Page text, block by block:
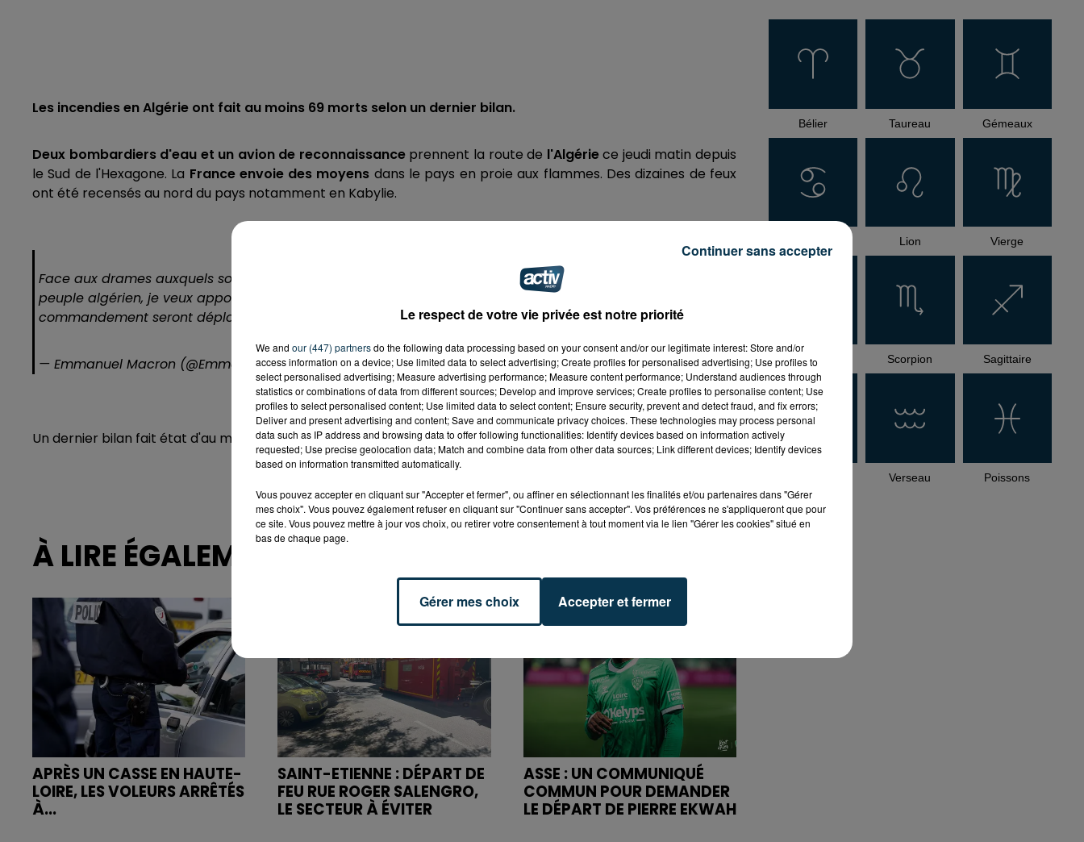
Les incendies en Algérie ont fait au moins 69 morts selon un dernier bilan.
Deux bombardiers d'eau et un avion de reconnaissanceprennent la route de l'Algériece jeudi matin depuis
le Sud de l'Hexagone. La France envoie des moyens dans le pays en proie aux flammes. Des dizaines de feux
ont été recensés au nord du pays notamment en Kabylie.
Face aux drames auxquels sont confrontés les amis de la France, notre solidarité est sans réserve. Au
peuple algérien, je veux apporter tout notre soutien. Dès demain, deux Canadairs et un avion de
commandement seront déployés en Kabylie en proie à de violents incendies.
— Emmanuel Macron (@EmmanuelMacron)August 11, 2021
Un dernier bilan fait état d'au moins69 morts.
À LIRE ÉGALEMENT
APRÈS UN CASSE EN HAUTE-
LOIRE, LES VOLEURS ARRÊTÉS
À...
SAINT-ETIENNE : DÉPART DE
FEU RUE ROGER SALENGRO,
LE SECTEUR À ÉVITER
ASSE : UN COMMUNIQUÉ
COMMUN POUR DEMANDER
LE DÉPART DE PIERRE EKWAH
Bélier Taureau Gémeaux
Lion Vierge
Balance Scorpion Sagittaire
Verseau Poissons
Le respect de votre vie privée est notre priorité
We and our (447) partnersdo the following data processing based on your consent and/or our legitimate interest: Store and/or
access information on a device; Use limited data to select advertising; Create profiles for personalised advertising; Use profiles to
select personalised advertising; Measure advertising performance; Measure content performance; Understand audiences through
statistics or combinations of data from different sources; Develop and improve services; Create profiles to personalise content; Use
profiles to select personalised content; Use limited data to select content; Ensure security, prevent and detect fraud, and fix errors;
Deliver and present advertising and content; Save and communicate privacy choices. These technologies may process personal
data such as IP address and browsing data to offer following functionalities: Identify devices based on information actively
requested; Use precise geolocation data; Match and combine data from other data sources; Link different devices; Identify devices
based on information transmitted automatically.
Vous pouvez accepter en cliquant sur "Accepter et fermer", ou affiner en sélectionnant les finalités et/ou partenaires dans "Gérer
mes choix". Vous pouvez également refuser en cliquant sur "Continuer sans accepter". Vos préférences ne s'appliqueront que pour
ce site. Vous pouvez mettre à jour vos choix, ou retirer votre consentement à tout moment via le lien "Gérer les cookies" situé en
bas de chaque page.
Gérer mes choix Accepter et fermer
Continuer sans accepter